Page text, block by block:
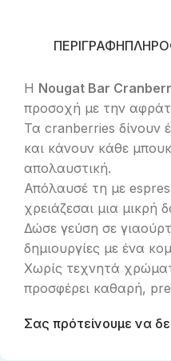
ΠΕΡΙΓΡΑΦΉ
Η Nougat Bar
προσοχή με την
Τα cranberries δίνουν
και κάνουν κάθε
απολαυστική.
Απόλαυσέ τη με
χρειάζεσαι μια μικρή
Δώσε γεύση σε
δημιουργίες με ένα
Χωρίς τεχνητά
προσφέρει καθαρή,
Σας πρότείνουμε να